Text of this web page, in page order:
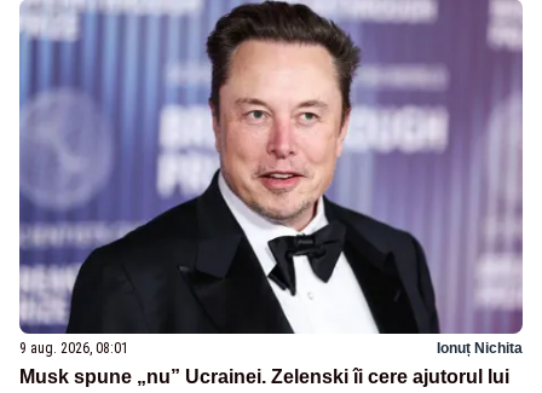
9 aug. 2026, 08:01 Ionuț Nichita
Musk spune „nu” Ucrainei. Zelenski îi cere ajutorul lui